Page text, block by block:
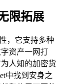
限拓展
，它支持多种
资产一网打
人知的加密货
中找到安身之